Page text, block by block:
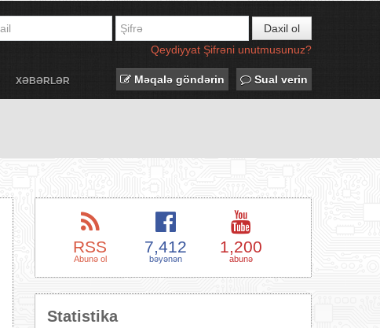
Daxil ol
Qeydiyyat Şifrəni unutmusunuz?
XƏBƏRLƏR Məqalə göndərin Sual verin
RSS
Abunə ol
7,412
bəyənən
1,200
abunə
Statistika